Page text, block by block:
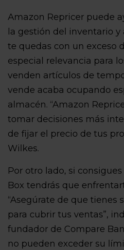
Amazon Repricer puede
la gestión del inventario y
te quedas con un exceso
especial relevancia para
venden artículos de
vende acaba ocupando
almacén. “Amazon
tomar decisiones más
de fijar el precio de tus
Wilkes.
Por otro lado, si
Box tendrás que
“Asegúrate de que tienes
para cubrir tus ventas”,
fundador de Compare
no pueden exceder su